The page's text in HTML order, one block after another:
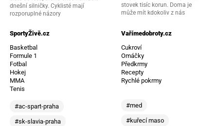
dnešní silničky. Cyklisté mají
rozporuplné názory
stovek tisíc korun. Doma je
může mít kdokoliv z nás
SportyŽivě.cz
Basketbal
Formule 1
Fotbal
Hokej
MMA
Tenis
#ac-spart-praha
#sk-slavia-praha
Vařímedobroty.cz
Cukroví
Omáčky
Předkrmy
Recepty
Rychlé pokrmy
#med
#kuřecí maso